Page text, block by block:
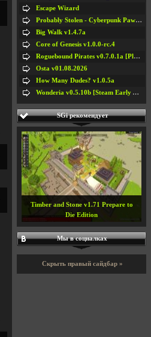
Escape Wizard
Probably Stolen - Cyberpunk Pawnshop Simulator v048c [Playtest]
Big Walk v1.4.7a
Core of Genesis v1.0.0-rc.4
Roguebound Pirates v0.7.0.1a [Playtest]
Osta v01.08.2026
How Many Dudes? v1.0.5a
Wonderia v0.5.10b [Steam Early Access]
SGi рекомендует
Timber and Stone v1.71 Prepare to
Die Edition
Мы в социалках
Скрыть правый сайдбар »